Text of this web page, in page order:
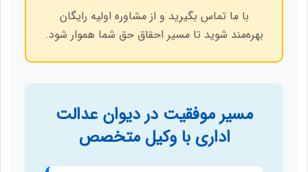
با ما تماس بگیرید و از مشاوره اولیه رایگان
بهره‌مند شوید تا مسیر احقاق حق شما هموار شود.
مسیر موفقیت در دیوان عدالت
اداری با وکیل متخصص